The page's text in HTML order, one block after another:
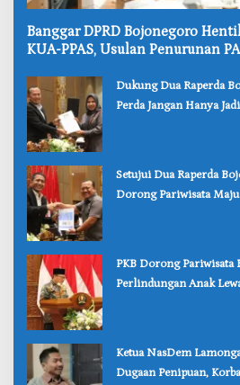
‎Banggar DPRD Bojonegoro
KUA-PPAS, Usulan Penurunan
‎Dukung Dua Raperda
Perda Jangan Hanya
‎Setujui Dua Raperda
Dorong Pariwisata
‎PKB Dorong Pariwisata
Perlindungan Anak
‎Ketua NasDem
Dugaan Penipuan,